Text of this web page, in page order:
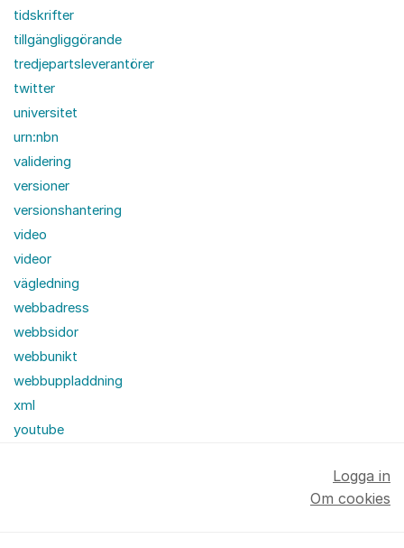
tidskrifter
tillgängliggörande
tredjepartsleverantörer
twitter
universitet
urn:nbn
validering
versioner
versionshantering
video
videor
vägledning
webbadress
webbsidor
webbunikt
webbuppladdning
xml
youtube
Logga in
Om cookies